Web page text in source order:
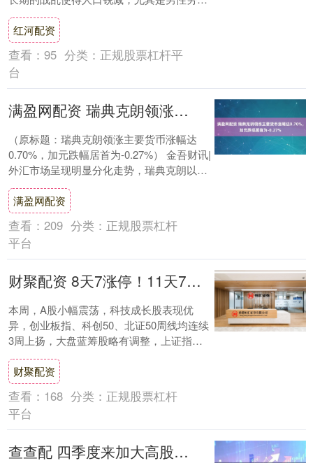
力的匮乏，成了刘邦急需解决的最大问题。
为了恢复....
红河配资
查看： 95 分类： 正规股票杠杆平
台
满盈网配资 瑞典克朗领涨主要货币涨幅达0.70%，加元跌幅居首为-0.27%
（原标题：瑞典克朗领涨主要货币涨幅达
0.70%，加元跌幅居首为-0.27%） 金吾财讯|
外汇市场呈现明显分化走势，瑞典克朗以
0.70%的涨幅成为当日表现最佳货币....
满盈网配资
查看： 209 分类： 正规股票杠杆
平台
财聚配资 8天7涨停！11天7涨停......A股这一超级赛道，牛股批量现身！
本周，A股小幅震荡，科技成长股表现优
异，创业板指、科创50、北证50周线均连续
3周上扬，大盘蓝筹股略有调整，上证指数
围绕3900点整固，上证50在3000点附近....
财聚配资
查看： 168 分类： 正规股票杠杆
平台
查查配 四季度来加大高股息股票配置 11月险资扎堆调研超百只个股 百济神州、汇川技术“受宠”